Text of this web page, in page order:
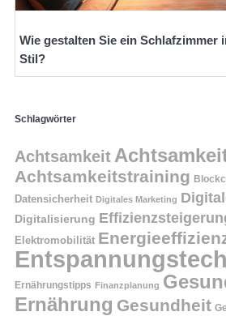
Wie gestalten Sie ein Schlafzimmer
Stil?
Schlagwörter
Achtsamkeit
Achtsamkeitstraining
Datensicherheit Digitales Marketing
Digitalisierung
Elektromobilität
Ernährungstipps Finanzplanung
Ernährung Gesundheit